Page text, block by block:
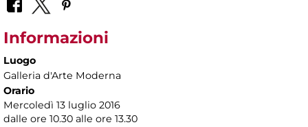
Informazioni
Luogo
Galleria d'Arte Moderna
Orario
Mercoledì 13 luglio 2016
dalle ore 10.30 alle ore 13.30